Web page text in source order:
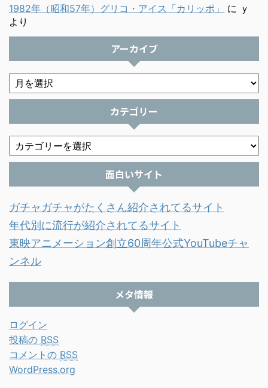
1982年（昭和57年）グリコ・アイス「カリッポ」
に ｙ
より
アーカイブ
カテゴリー
面白いサイト
ガチャガチャがたくさん紹介されてるサイト
年代別に流行が紹介されてるサイト
東映アニメーション創立60周年公式YouTubeチャ
ンネル
メタ情報
ログイン
投稿の RSS
コメントの RSS
WordPress.org